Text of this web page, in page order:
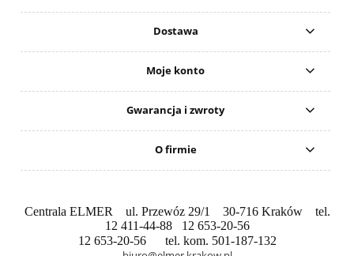
Dostawa
Moje konto
Gwarancja i zwroty
O firmie
Centrala ELMER ul. Przewóz 29/1 30-716 Kraków tel.
12 411-44-88 12 653-20-56
12 653-20-56 tel. kom. 501-187-132